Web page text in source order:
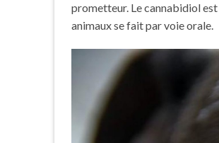
prometteur. Le cannabidiol
animaux se fait par voie orale.